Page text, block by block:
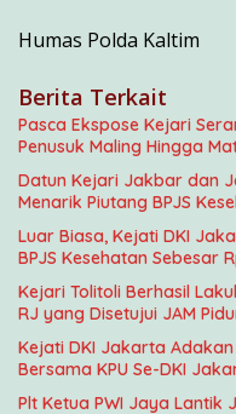
Humas Polda Kaltim
Berita Terkait
Pasca Ekspose Kejari
Penusuk Maling Hingga
Datun Kejari Jakbar dan
Menarik Piutang BPJS
Luar Biasa, Kejati DKI
BPJS Kesehatan Sebesar
Kejari Tolitoli Berhasil
RJ yang Disetujui JAM
Kejati DKI Jakarta
Bersama KPU Se-DKI
Plt Ketua PWI Jaya Lantik